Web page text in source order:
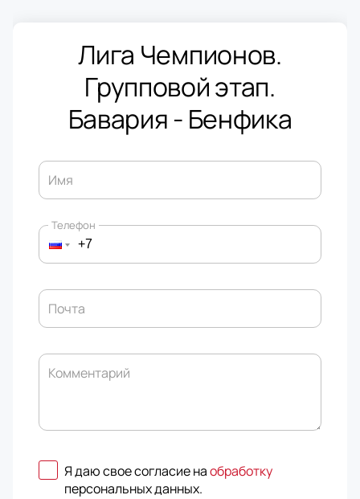
Лига Чемпионов.
Групповой этап.
Бавария - Бенфика
Имя
Телефон
Почта
Комментарий
Я даю свое согласие наобработку
персональных данных.